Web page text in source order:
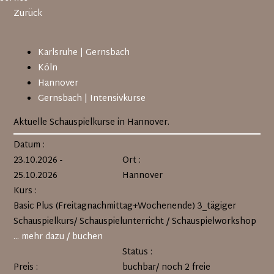
Zurück
Navigation
überspringen
Karlsruhe | Gernsbach
Köln
Hannover
Gernsbach | Intensivkurse
Aktuelle Schauspielkurse in Hannover.
Datum :
23.10.2026 -
25.10.2026
Ort :
Hannover
Kurs :
Basic Plus (Freitagnachmittag+Wochenende) 3_tägiger
Schauspielkurs/ Schauspielunterricht / Schauspielworkshop
... mehr dazu / buchen
Preis :
Status :
buchbar/ noch 2 freie